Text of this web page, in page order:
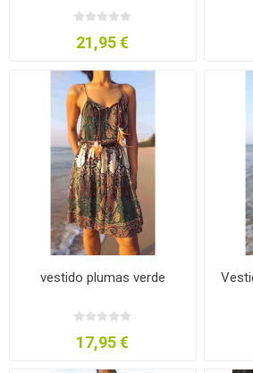
21,95 €
vestido plumas verde
17,95 €